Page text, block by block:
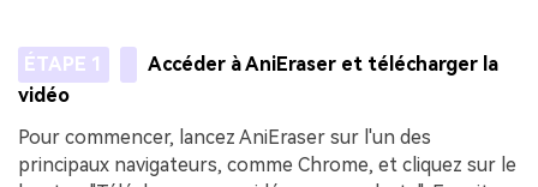
ÉTAPE 1
Accéder à AniEraser et télécharger la
vidéo
Pour commencer, lancez AniEraser sur l'un des
principaux navigateurs, comme Chrome, et cliquez sur le